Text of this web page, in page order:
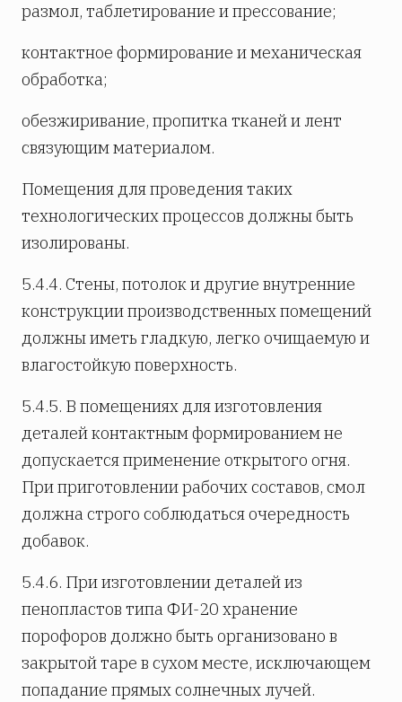
размол, таблетирование и прессование;
контактное формирование и механическая
обработка;
обезжиривание, пропитка тканей и лент
связующим материалом.
Помещения для проведения таких
технологических процессов должны быть
изолированы.
5.4.4. Стены, потолок и другие внутренние
конструкции производственных помещений
должны иметь гладкую, легко очищаемую и
влагостойкую поверхность.
5.4.5. В помещениях для изготовления
деталей контактным формированием не
допускается применение открытого огня.
При приготовлении рабочих составов, смол
должна строго соблюдаться очередность
добавок.
5.4.6. При изготовлении деталей из
пенопластов типа ФИ-20 хранение
порофоров должно быть организовано в
закрытой таре в сухом месте, исключающем
попадание прямых солнечных лучей.